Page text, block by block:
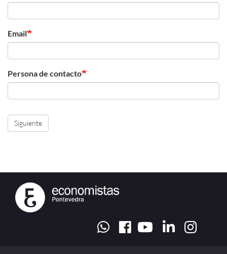
Email
Persona de contacto
Siguiente